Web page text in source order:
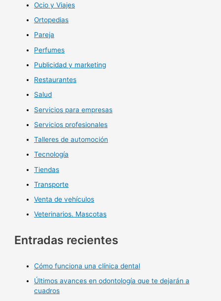
Ocio y Viajes
Ortopedias
Pareja
Perfumes
Publicidad y marketing
Restaurantes
Salud
Servicios para empresas
Servicios profesionales
Talleres de automoción
Tecnología
Tiendas
Transporte
Venta de vehículos
Veterinarios. Mascotas
Entradas recientes
Cómo funciona una clínica dental
Últimos avances en odontología que te dejarán a
cuadros